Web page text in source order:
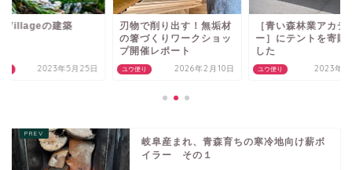
Villageの建築
2023年5月25日 ユウ便り
刃物で削り出す！無垢材
の箸づくりワークショッ
プ開催レポート
2026年2月10日 ユウ便り
［青い森林業アカデ
ー］にテントを寄贈
した
2023年6
岐阜産まれ、青森育ちの寒冷地向け薪ボ
イラー その１